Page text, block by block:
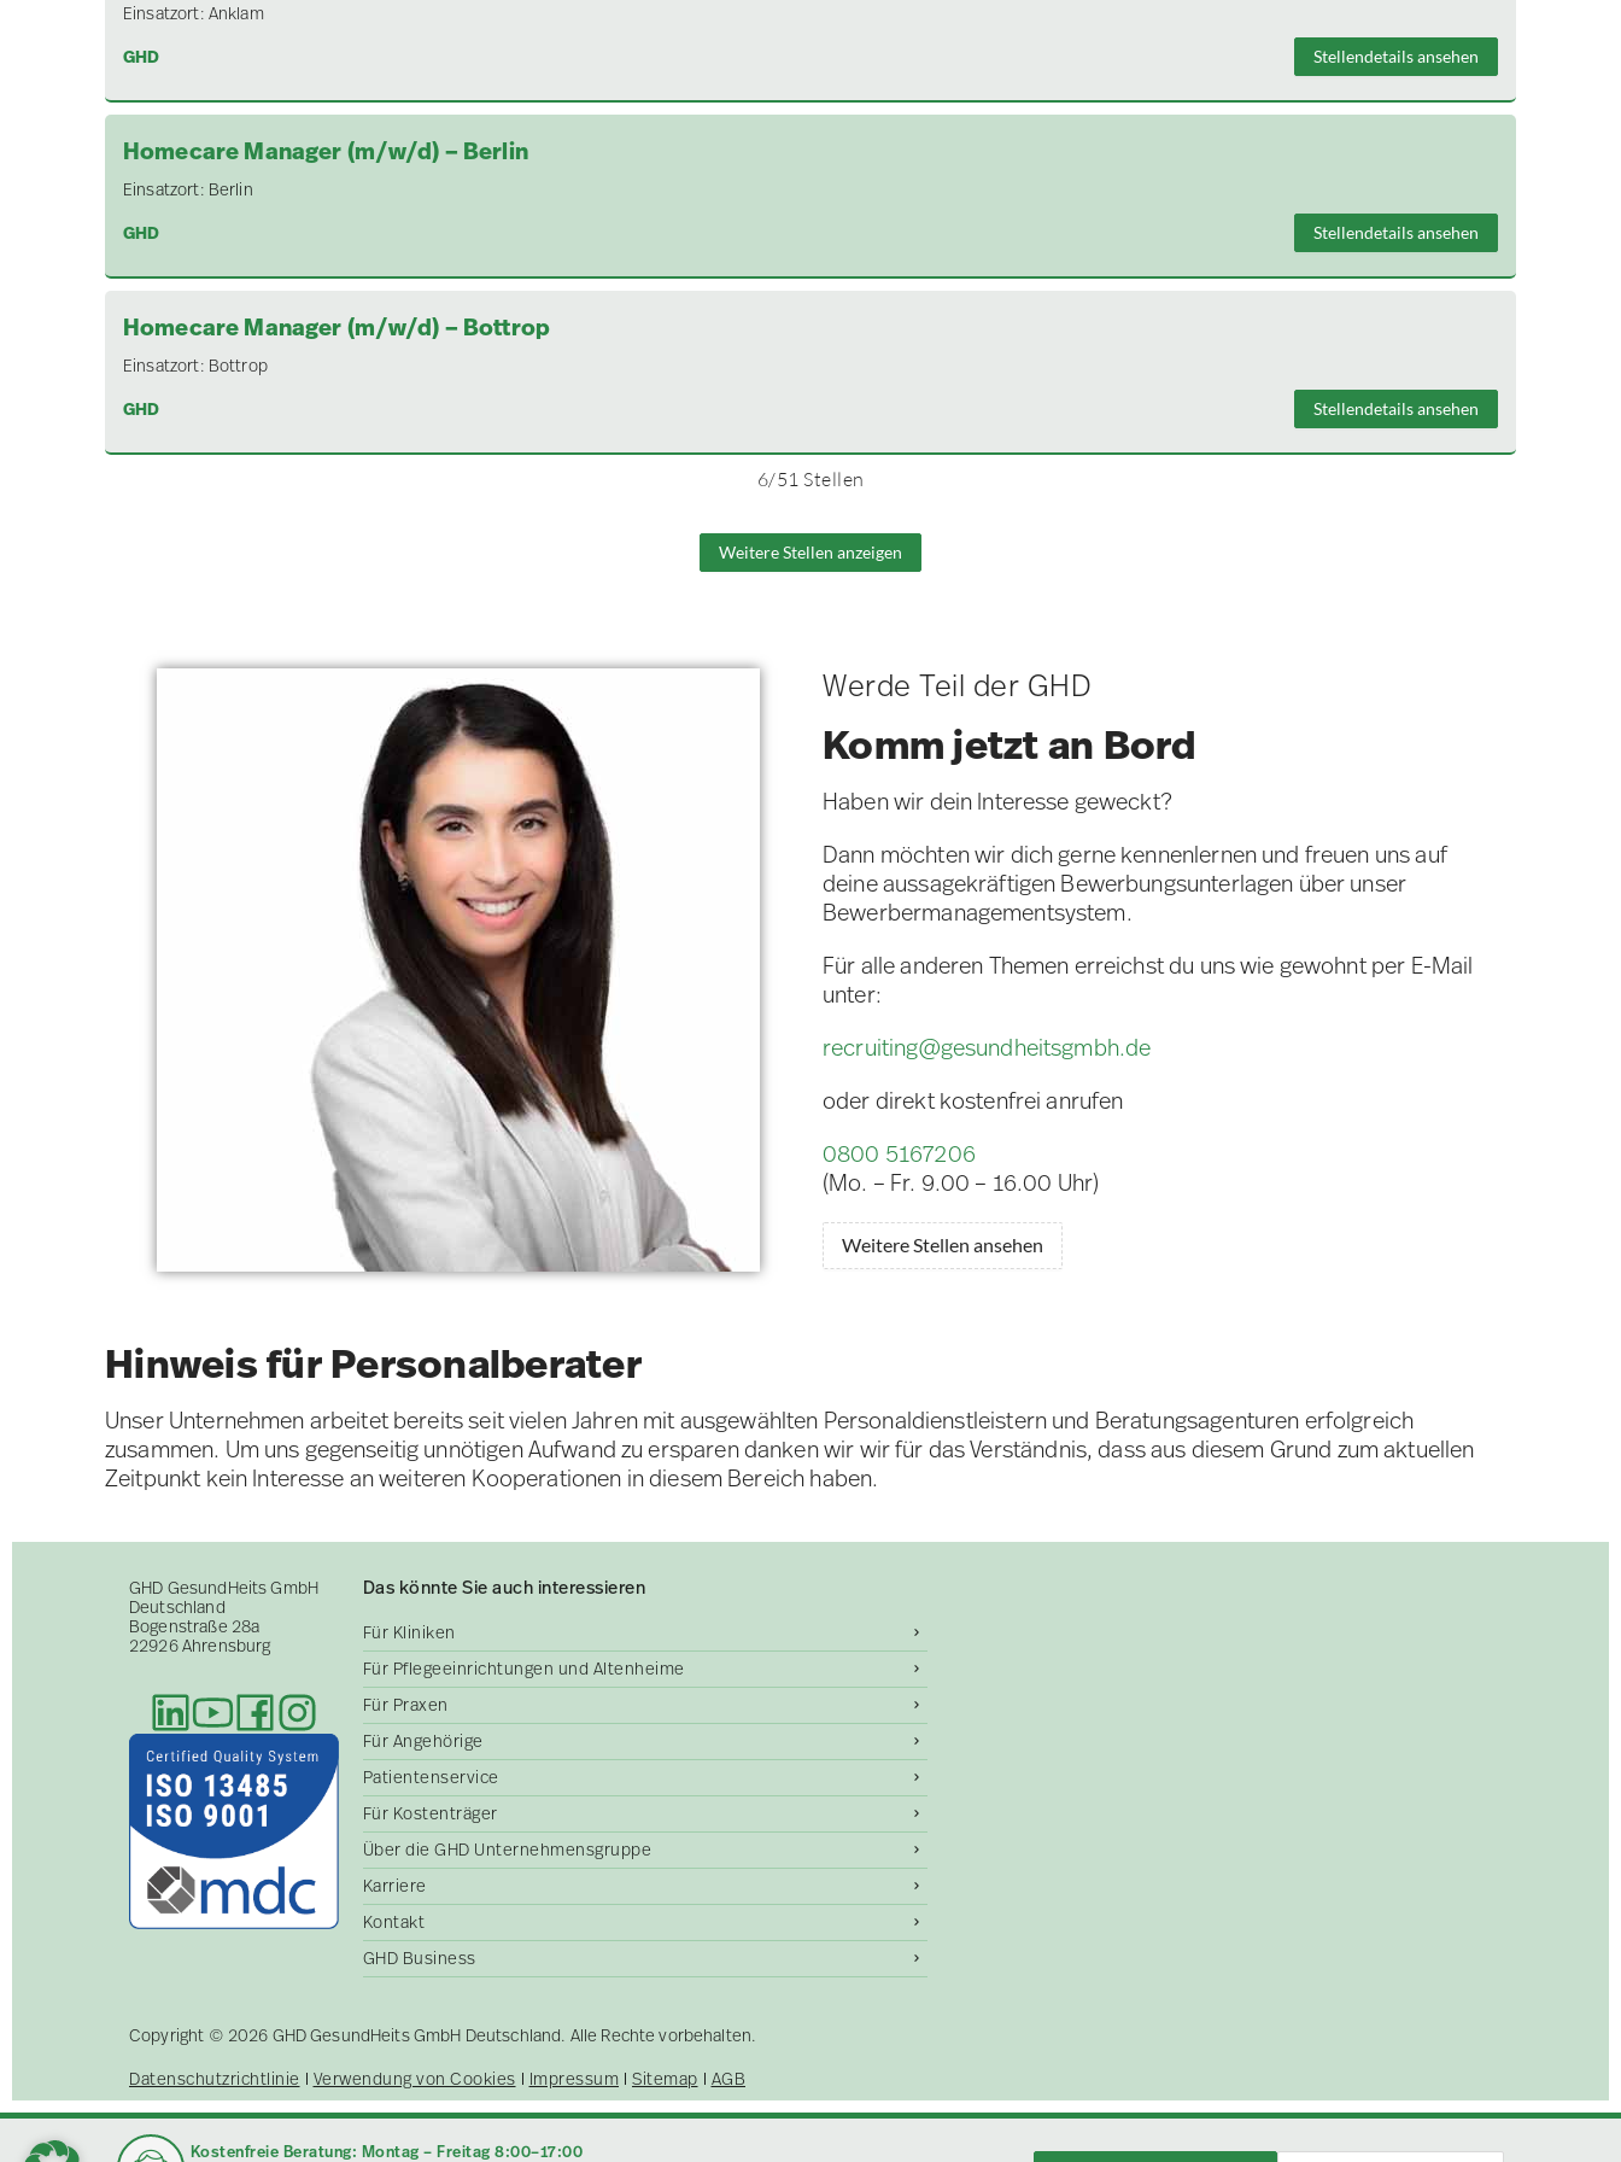
Einsatzort: Anklam
GHD
Stellendetails ansehen
Homecare Manager (m/w/d) – Berlin
Einsatzort: Berlin
GHD
Stellendetails ansehen
Homecare Manager (m/w/d) – Bottrop
Einsatzort: Bottrop
GHD
Stellendetails ansehen
6/51 Stellen
Weitere Stellen anzeigen
Werde Teil der GHD
Komm jetzt an Bord
Haben wir dein Interesse geweckt?
Dann möchten wir dich gerne kennenlernen und freuen uns auf
deine aussagekräftigen Bewerbungsunterlagen über unser
Bewerbermanagementsystem.
Für alle anderen Themen erreichst du uns wie gewohnt per E-Mail
unter:
recruiting@gesundheitsgmbh.de
oder direkt kostenfrei anrufen
0800 5167206
(Mo. – Fr. 9.00 – 16.00 Uhr)
Weitere Stellen ansehen
Hinweis für Personalberater
Unser Unternehmen arbeitet bereits seit vielen Jahren mit ausgewählten Personaldienstleistern und Beratungsagenturen erfolgreich
zusammen. Um uns gegenseitig unnötigen Aufwand zu ersparen danken wir wir für das Verständnis, dass aus diesem Grund zum aktuellen
Zeitpunkt kein Interesse an weiteren Kooperationen in diesem Bereich haben.
GHD GesundHeits GmbH
Deutschland
Bogenstraße 28a
22926 Ahrensburg
Das könnte Sie auch interessieren
Für Kliniken
Für Pflegeeinrichtungen und Altenheime
Für Praxen
Für Angehörige
Patientenservice
Für Kostenträger
Über die GHD Unternehmensgruppe
Karriere
Kontakt
GHD Business
Copyright © 2026 GHD GesundHeits GmbH Deutschland. Alle Rechte vorbehalten.
Datenschutzrichtlinie
Verwendung von Cookies Impressum Sitemap AGB
Kostenfreie Beratung: Montag – Freitag 8:00–17:00